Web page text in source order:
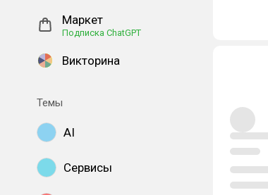
Маркет
Подписка ChatGPT
Викторина
Темы
AI
Сервисы